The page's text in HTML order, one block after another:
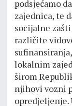
podsjećamo
zajednica, te
socijalne
različite
lokalnim
širom
njihovi vozni
opredjeljenje.